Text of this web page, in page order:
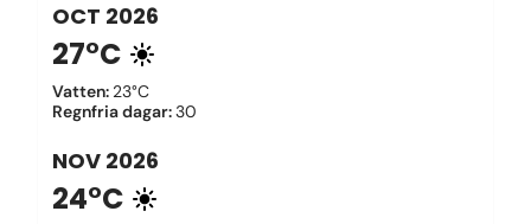
OCT 2026
27°C
Vatten: 23°C
Regnfria dagar:30
NOV 2026
24°C